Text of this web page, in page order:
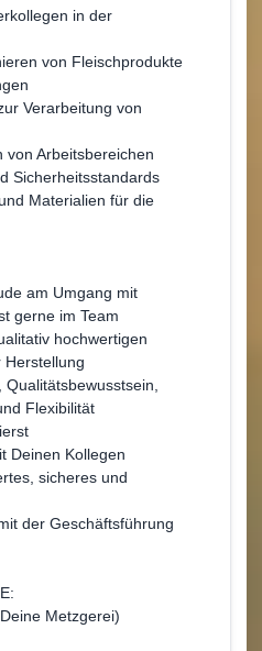
in der
von Fleischprodukte
Verarbeitung von
von Arbeitsbereichen
Sicherheitsstandards
Materialien für die
am Umgang mit
gerne im Team
hochwertigen
Herstellung
Flexibilität
Deinen Kollegen
sicheres und
der Geschäftsführung
Metzgerei)